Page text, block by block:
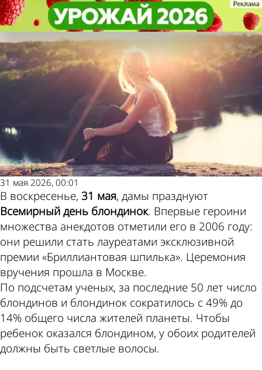
31 мая - Всемирный день
блондинок
Не забудь!
31 мая 2026, 00:01
В воскресенье, 31 мая, дамы празднуют
Всемирный день блондинок. Впервые героини
множества анекдотов отметили его в 2006 году:
они решили стать лауреатами эксклюзивной
премии «Бриллиантовая шпилька». Церемония
вручения прошла в Москве.
По подсчетам ученых, за последние 50 лет число
блондинов и блондинок сократилось с 49% до
14% общего числа жителей планеты. Чтобы
ребенок оказался блондином, у обоих родителей
должны быть светлые волосы.
31 мая - Всемирный день
блондинок
Не забудь!
Погода и курсы
валют в Пензе